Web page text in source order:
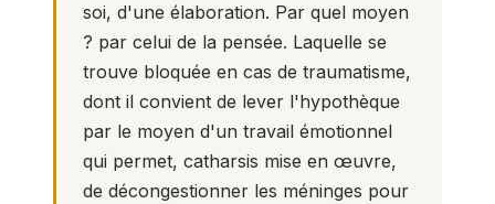
soi, d'une élaboration. Par quel moyen
? par celui de la pensée. Laquelle se
trouve bloquée en cas de traumatisme,
dont il convient de lever l'hypothèque
par le moyen d'un travail émotionnel
qui permet, catharsis mise en œuvre,
de décongestionner les méninges pour